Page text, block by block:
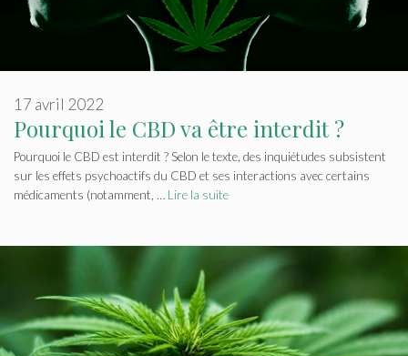
Pourquoi le CBD va être interdit ?
17 avril 2022
Pourquoi le CBD est interdit ? Selon le texte, des inquiétudes subsistent
sur les effets psychoactifs du CBD et ses interactions avec certains
médicaments (notamment, … Lire la suite